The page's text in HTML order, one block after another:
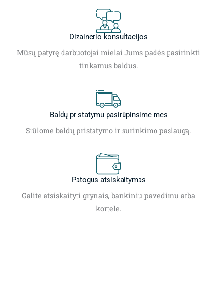
Dizainerio konsultacijos
Mūsų patyrę darbuotojai mielai Jums padės pasirinkti
tinkamus baldus.
Baldų pristatymu pasirūpinsime mes
Siūlome baldų pristatymo ir surinkimo paslaugą.
Patogus atsiskaitymas
Galite atsiskaityti grynais, bankiniu pavedimu arba
kortele.